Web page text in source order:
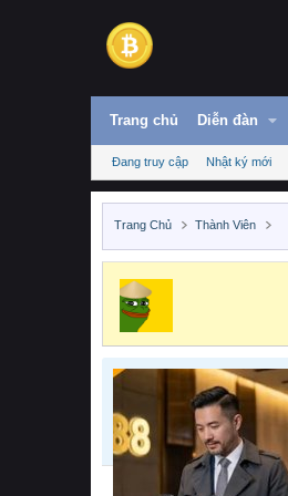
Trang chủ Diễn đàn
Đang truy cập Nhật ký mới
Trang Chủ Thành Viên